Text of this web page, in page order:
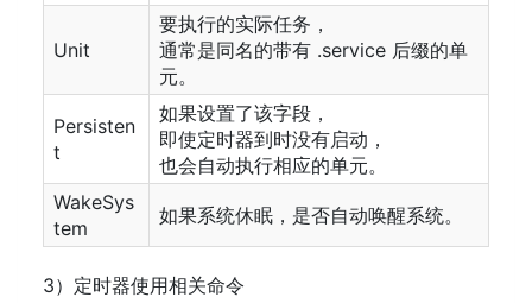
Unit
要执行的实际任务，
通常是同名的带有 .service 后缀的单
元。
Persisten
t
如果设置了该字段，
即使定时器到时没有启动，
也会自动执行相应的单元。
WakeSys
tem
如果系统休眠，是否自动唤醒系统。
3）定时器使用相关命令